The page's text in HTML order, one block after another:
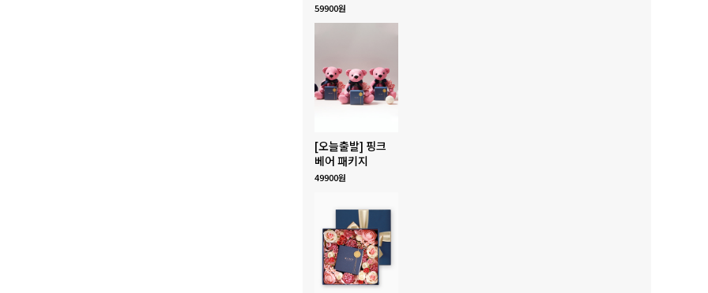
59900원
[오늘출발] 핑크
베어 패키지
49900원